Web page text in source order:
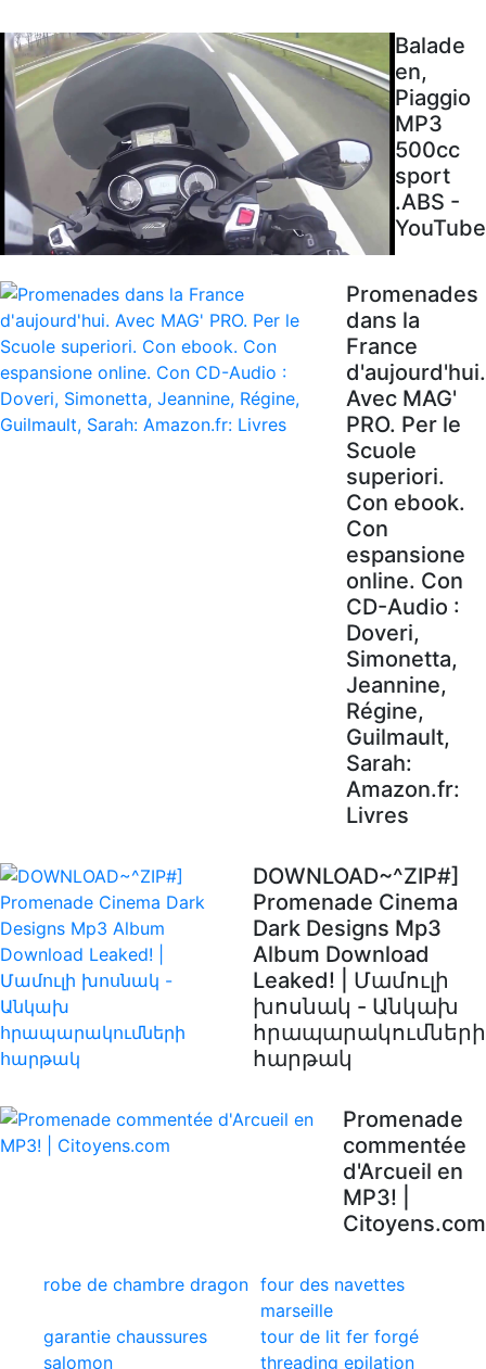
Balade
en,
Piaggio
MP3
500cc
sport
.ABS -
YouTube
Promenades
dans la
France
d'aujourd'hui.
Avec MAG'
PRO. Per le
Scuole
superiori.
Con ebook.
Con
espansione
online. Con
CD-Audio :
Doveri,
Simonetta,
Jeannine,
Régine,
Guilmault,
Sarah:
Amazon.fr:
Livres
DOWNLOAD~^ZIP#]
Promenade Cinema
Dark Designs Mp3
Album Download
Leaked! | Մամուլի
խոսնակ - Անկախ
հրապարակումների
հարթակ
Promenade
commentée
d'Arcueil en
MP3! |
Citoyens.com
robe de chambre dragon four des navettes
marseille
garantie chaussures
salomon
tour de lit fer forgé
threading epilation